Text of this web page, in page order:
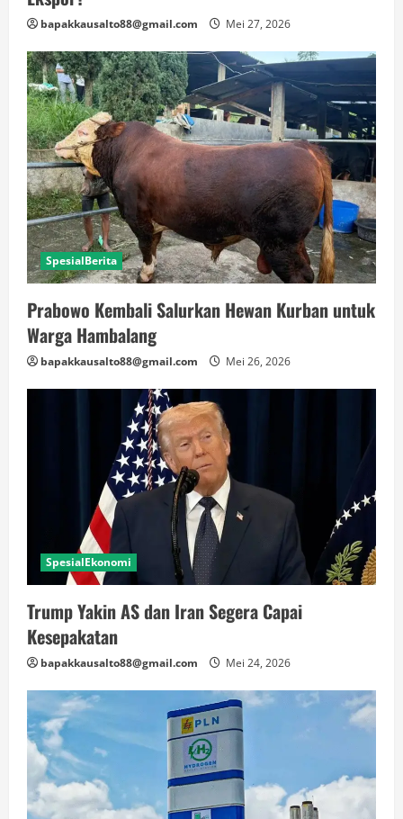
bapakkausalto88@gmail.com Mei 27, 2026
SpesialBerita
Prabowo Kembali Salurkan Hewan Kurban untuk
Warga Hambalang
bapakkausalto88@gmail.com Mei 26, 2026
SpesialEkonomi
Trump Yakin AS dan Iran Segera Capai
Kesepakatan
bapakkausalto88@gmail.com Mei 24, 2026